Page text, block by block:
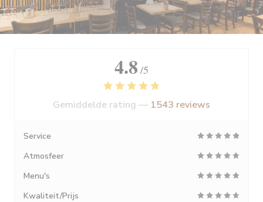
4.8 /5
Gemiddelde rating — 1543 reviews
Service
Atmosfeer
Menu's
Kwaliteit/Prijs